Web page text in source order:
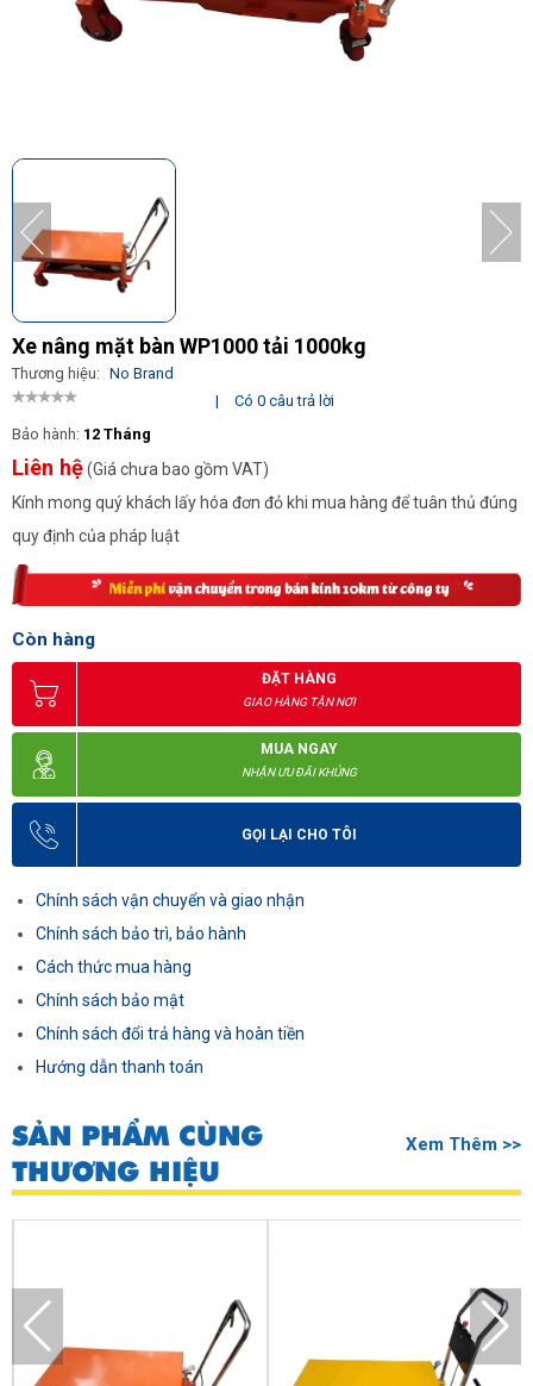
Xe nâng mặt bàn WP1000 tải 1000kg
Thương hiệu: No Brand
|
Có 0 câu trả lời
Bảo hành: 12 Tháng
Liên hệ(Giá chưa bao gồm VAT)
Kính mong quý khách lấy hóa đơn đỏ khi mua hàng để tuân thủ đúng
quy định của pháp luật
Còn hàng
ĐẶT HÀNG
GIAO HÀNG TẬN NƠI
MUA NGAY
NHẬN ƯU ĐÃI KHỦNG
GỌI LẠI CHO TÔI
Chính sách vận chuyển và giao nhận
Chính sách bảo trì, bảo hành
Cách thức mua hàng
Chính sách bảo mật
Chính sách đổi trả hàng và hoàn tiền
Hướng dẫn thanh toán
SẢN PHẨM CÙNG
THƯƠNG HIỆU
Xem Thêm >>